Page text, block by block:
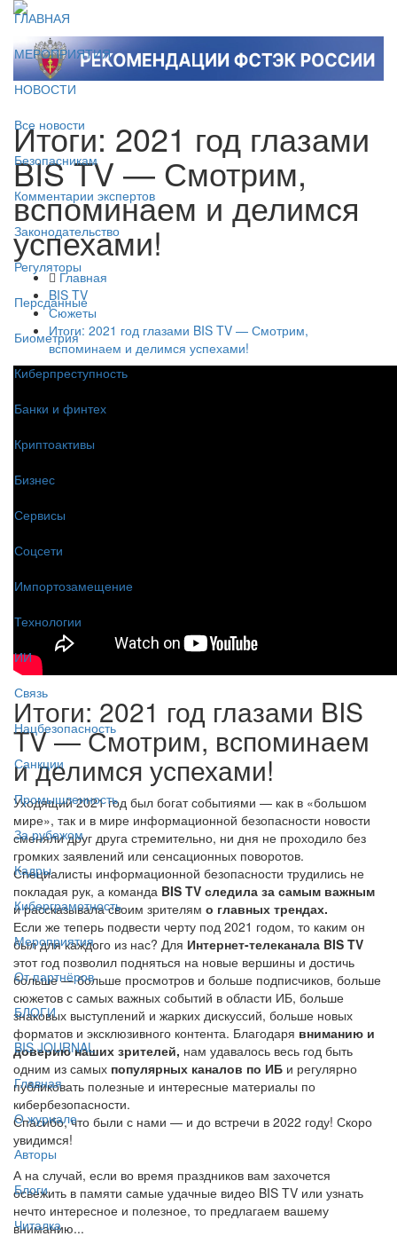
ГЛАВНАЯ
МЕРОПРИЯТИЯ
НОВОСТИ
Все новости
Безопасникам
Комментарии экспертов
Законодательство
Регуляторы
Персданные
Биометрия
Киберпреступность
Банки и финтех
Криптоактивы
Бизнес
Сервисы
Соцсети
Импортозамещение
Технологии
ИИ
Связь
Нацбезопасность
Санкции
Промышленность
За рубежом
Кадры
Киберграмотность
Мероприятия
От партнёров
БЛОГИ
BIS JOURNAL
Главная
О журнале
Авторы
Блоги
Читалка
Итоги: 2021 год глазами
BIS TV — Смотрим,
вспоминаем и делимся
успехами!
Главная
BIS TV
Сюжеты
Итоги: 2021 год глазами BIS TV — Смотрим,
вспоминаем и делимся успехами!
Итоги: 2021 год глазами BIS
TV — Смотрим, вспоминаем
и делимся успехами!
Уходящий 2021 год был богат событиями — как в «большом
мире», так и в мире информационной безопасности новости
сменяли друг друга стремительно, ни дня не проходило без
громких заявлений или сенсационных поворотов.
Специалисты информационной безопасности трудились не
покладая рук, а команда BIS TV следила за самым важным
и рассказывала своим зрителям о главных трендах.
Если же теперь подвести черту под 2021 годом, то каким он
был для каждого из нас? Для Интернет-телеканала BIS TV
этот год позволил подняться на новые вершины и достичь
больше — больше просмотров и больше подписчиков, больше
сюжетов с самых важных событий в области ИБ, больше
знаковых выступлений и жарких дискуссий, больше новых
форматов и эксклюзивного контента. Благодаря вниманию и
доверию наших зрителей, нам удавалось весь год быть
одним из самых популярных каналов по ИБ и регулярно
публиковать полезные и интересные материалы по
кибербезопасности.
Спасибо, что были с нами ­— и до встречи в 2022 году! Скоро
увидимся!
А на случай, если во время праздников вам захочется
освежить в памяти самые удачные видео BIS TV или узнать
нечто интересное и полезное, то предлагаем вашему
вниманию...